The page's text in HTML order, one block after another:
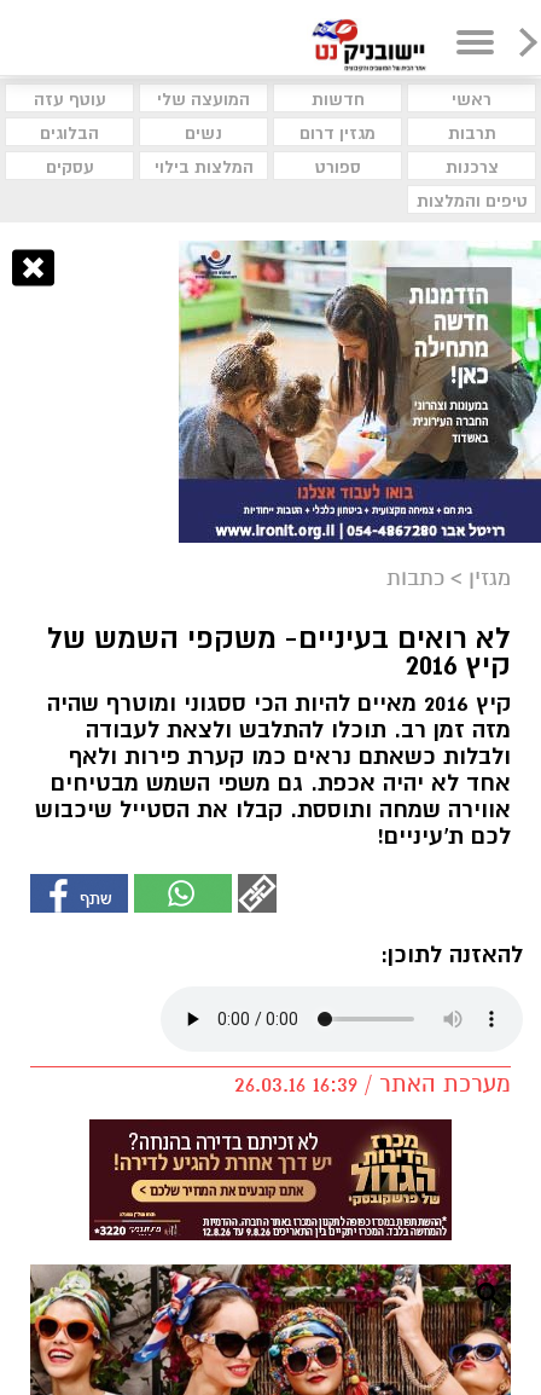
ראשי חדשות המועצה שלי
עוטף עזה
תרבות
מגזין דרום נשים
הבלוגים
צרכנות
ספורט המלצות בילוי
עסקים
טיפים והמלצות
מגזין > כתבות
לא רואים בעיניים- משקפי השמש של
קיץ 2016
קיץ 2016 מאיים להיות הכי ססגוני ומוטרף שהיה
מזה זמן רב. תוכלו להתלבש ולצאת לעבודה
ולבלות כשאתם נראים כמו קערת פירות ולאף
אחד לא יהיה אכפת. גם משפי השמש מבטיחים
אווירה שמחה ותוססת. קבלו את הסטייל שיכבוש
לכם ת'עיניים!
להאזנה לתוכן:
מערכת האתר / 16:39 26.03.16